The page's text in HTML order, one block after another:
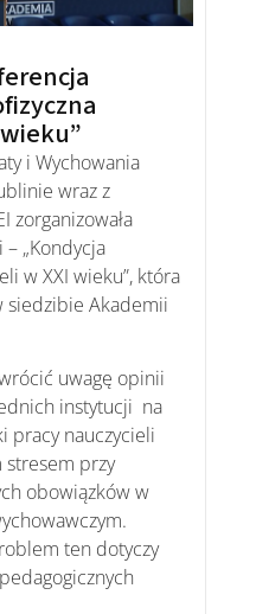
i Wychowania
wraz z
zorganizowała
„Kondycja
w XXI wieku”, która
siedzibie Akademii
uwagę opinii
instytucji na
pracy nauczycieli
stresem przy
obowiązków w
ten dotyczy